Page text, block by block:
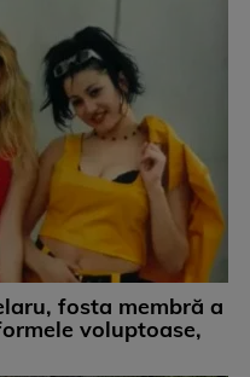
fosta membră a
voluptoase,